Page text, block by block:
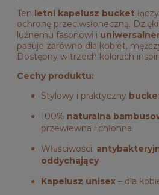
Ten letni kapelusz bucket
ochronę przeciwsłoneczną.
luźnemu fasonowi i
pasuje zarówno dla kobiet,
Dostępny w trzech kolorach
Cechy produktu:
Stylowy i praktyczny
100% naturalna
przewiewna i chłonna
Właściwości:
oddychający
Kapelusz unisex – dla